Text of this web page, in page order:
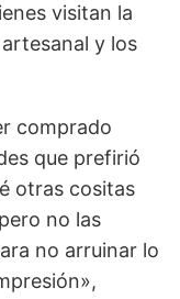
visitan la
y los
comprado
que prefirió
otras cositas
no las
no arruinar lo